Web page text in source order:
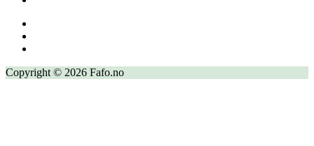
Copyright © 2026 Fafo.no